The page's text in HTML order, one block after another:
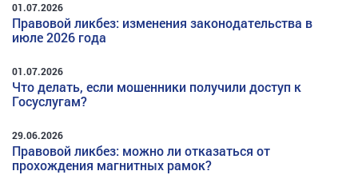
01.07.2026
Правовой ликбез: изменения законодательства в
июле 2026 года
01.07.2026
Что делать, если мошенники получили доступ к
Госуслугам?
29.06.2026
Правовой ликбез: можно ли отказаться от
прохождения магнитных рамок?